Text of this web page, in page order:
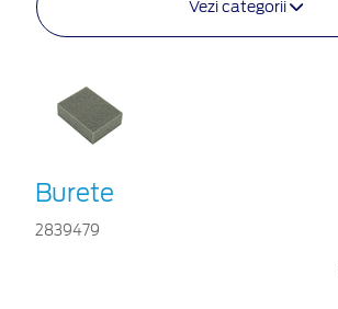
Vezi categorii
Burete
2839479